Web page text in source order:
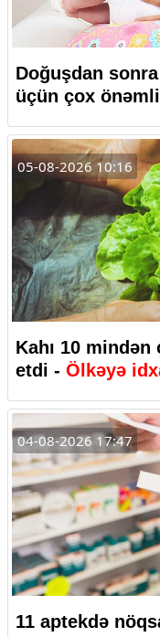
Doğuşdan
üçün çox
05-08-2026 10:16
Kahı 10 mindən
etdi - Ölkəyə
04-08-2026 17:47
11 aptekdə